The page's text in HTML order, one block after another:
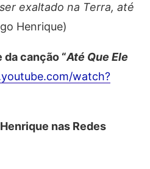
exaltado na Terra, até
Henrique)
canção “Até Que Ele
watch?
nas Redes